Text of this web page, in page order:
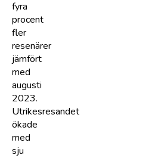
fyra
procent
fler
resenärer
jämfört
med
augusti
2023.
Utrikesresandet
ökade
med
sju